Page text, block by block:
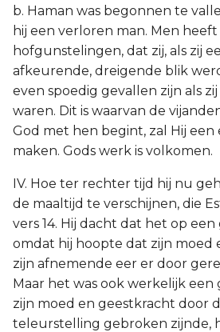
b. Haman was begonnen te
hij een verloren man. Men
hofgunstelingen, dat zij, als zij
afkeurende, dreigende blik
even spoedig gevallen zijn als
waren. Dit is waarvan de
God met hen begint, zal Hij een
maken. Gods werk is volkomen.
IV. Hoe ter rechter tijd hij nu
de maaltijd te verschijnen, die
vers 14. Hij dacht dat het op
omdat hij hoopte dat zijn moed
zijn afnemende eer er door
Maar het was ook werkelijk
zijn moed en geestkracht door
teleurstelling gebroken zijnde,